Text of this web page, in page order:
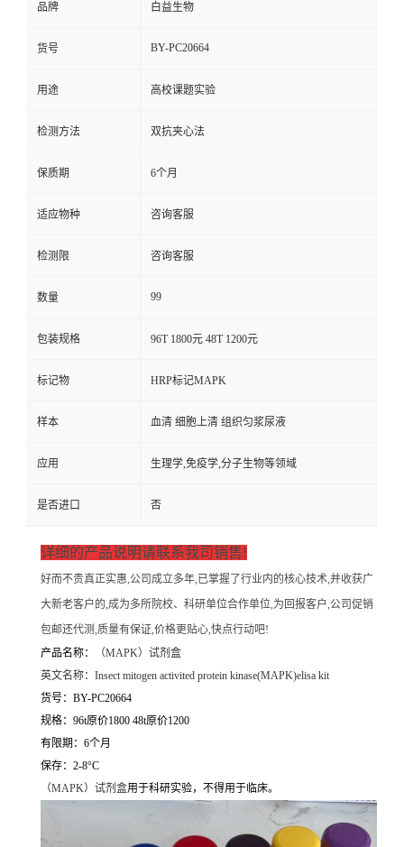
品牌 白益生物
货号 BY-PC20664
用途 高校课题实验
检测方法 双抗夹心法
保质期 6个月
适应物种 咨询客服
检测限 咨询客服
数量 99
包装规格 96T 1800元 48T 1200元
标记物 HRP标记MAPK
样本 血清 细胞上清 组织匀浆尿液
应用 生理学,免疫学,分子生物等领域
是否进口 否
详细的产品说明请联系我司销售!
好而不贵真正实惠,公司成立多年,已掌握了行业内的核心技术,并收获广
大新老客户的,成为多所院校、科研单位合作单位,为回报客户,公司促销
包邮还代测,质量有保证,价格更贴心,快点行动吧!
产品名称：
（MAPK）试剂盒
英文名称： Insect mitogen activited protein kinase(MAPK)elisa kit
货号：BY-PC20664
规格：96t原价1800 48t原价1200
有限期：6个月
保存：2-8°C
（MAPK）试剂盒用于科研实验，不得用于临床。